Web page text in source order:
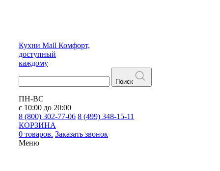
Кухни Mall Комфорт,
доступный
каждому
Поиск
ПН-ВС
с 10:00 до 20:00
8 (800) 302-77-06 8 (499) 348-15-11
КОРЗИНА
0 товаров. Заказать звонок
Меню